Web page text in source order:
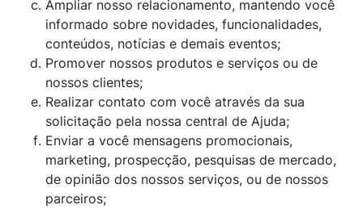
Ampliar nosso relacionamento, mantendo você
informado sobre novidades, funcionalidades,
conteúdos, notícias e demais eventos;
Promover nossos produtos e serviços ou de
nossos clientes;
Realizar contato com você através da sua
solicitação pela nossa central de Ajuda;
Enviar a você mensagens promocionais,
marketing, prospecção, pesquisas de mercado,
de opinião dos nossos serviços, ou de nossos
parceiros;